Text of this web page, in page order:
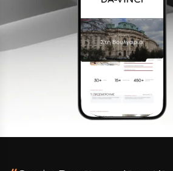
LinkedIn
info@creativedays.gr